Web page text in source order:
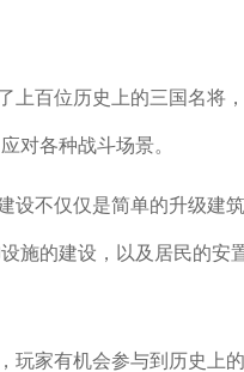
上百位历史上的三国名将
对各种战斗场景。
设不仅仅是简单的升级建
施的建设，以及居民的安
玩家有机会参与到历史上